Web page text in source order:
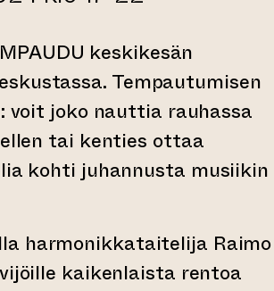
keskikesän
Tempautumisen
voit joko nauttia rauhassa
tai kenties ottaa
kohti juhannusta musiikin
harmonikkataitelija Raimo
kaikenlaista rentoa